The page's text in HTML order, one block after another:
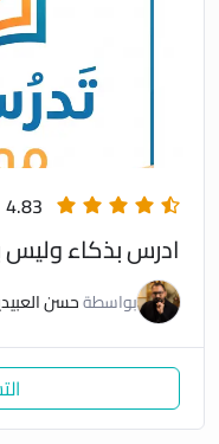
4.83
ادرس بذكاء وليس
بواسطةحسن